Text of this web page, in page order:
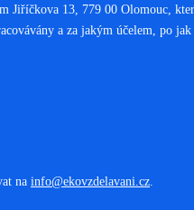
13, 779 00 Olomouc,
a za jakým účelem, po
na info@ekovzdelavani.cz